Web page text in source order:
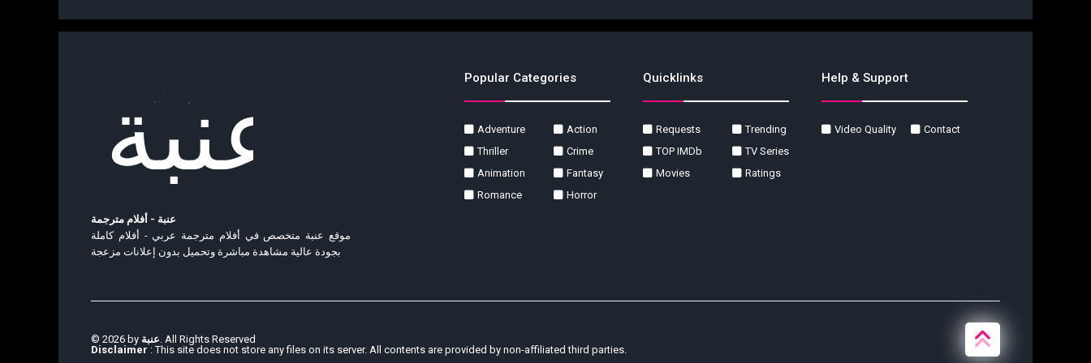
Popular Categories
Adventure
Action
Thriller
Crime
Animation
Fantasy
Romance
Horror
Quicklinks
Requests
Trending
TOP IMDb
TV Series
Movies
Ratings
Help & Support
Video Quality Contact
عنبة - أفلام مترجمة
موقع عنبة متخصص في أفلام مترجمة عربي - أفلام كاملة
بجودة عالية مشاهدة مباشرة وتحميل بدون إعلانات مزعجة
© 2026 by عنبة. All Rights Reserved
Disclaimer : This site does not store any files on its server. All contents are provided by non-affiliated third parties.